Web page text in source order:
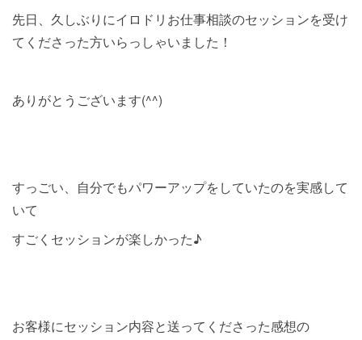
先日、久しぶりにイロドリお仕事相談のセッションを受け
てくださった方いらっしゃいました！
ありがとうございます(^^)
すっごい、自分でもパワーアップをしていたのを実感して
いて
すごくセッションが楽しかった♪
お客様にセッション内容と送ってくださった感想の